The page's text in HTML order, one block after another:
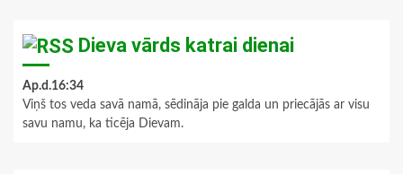
Dieva vārds katrai dienai
Ap.d.16:34
Viņš tos veda savā namā, sēdināja pie galda un priecājās ar visu
savu namu, ka ticēja Dievam.